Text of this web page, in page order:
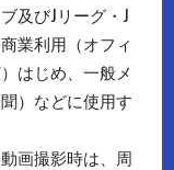
及びJリーグ・J
業利用（オフィ
はじめ、一般メ
）などに使用す
画撮影時は、周